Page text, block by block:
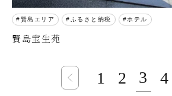
賢島エリア ふるさと納税 ホテル
賢島宝生苑
1 2 3 4